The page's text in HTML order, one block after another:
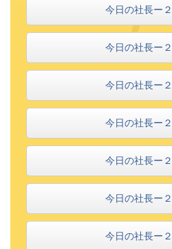
今日の社長ー
今日の社長ー
今日の社長ー
今日の社長ー
今日の社長ー
今日の社長ー
今日の社長ー